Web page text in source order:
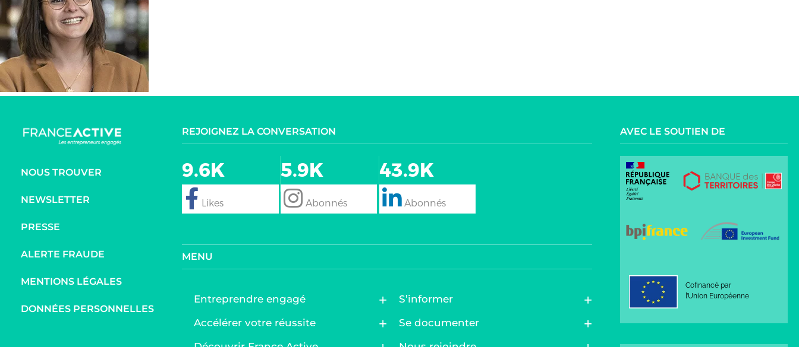
NOUS TROUVER
NEWSLETTER
PRESSE
ALERTE FRAUDE
MENTIONS LÉGALES
DONNÉES PERSONNELLES
REJOIGNEZ LA CONVERSATION
9.6K
follow
5.9K
follow
43.9K
Follow
MENU
Entreprendre engagé
Accélérer votre réussite
S’informer
Se documenter
AVEC LE SOUTIEN DE
Cofinancé par
l’Union Européenne